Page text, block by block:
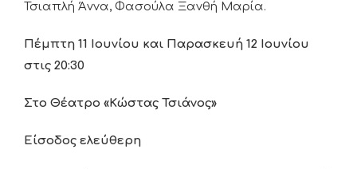
Τσιαπλή Άννα, Φασούλα Ξανθή Μαρία.
Πέμπτη 11 Ιουνίου και Παρασκευή 12 Ιουνίου
στις 20:30
Στο Θέατρο «Κώστας Τσιάνος»
Είσοδος ελεύθερη